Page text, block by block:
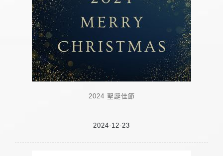
2024 聖誕佳節
2024-12-23